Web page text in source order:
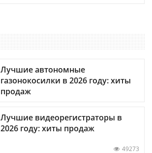
Лучшие автономные
газонокосилки в 2026 году: хиты
продаж
Лучшие видеорегистраторы в
2026 году: хиты продаж
49273